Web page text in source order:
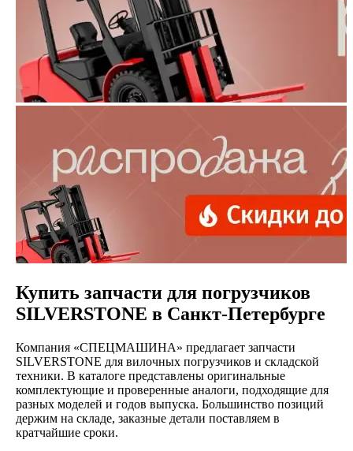
Купить запчасти для погрузчиков
SILVERSTONE в Санкт-Петербурге
Компания «СПЕЦМАШИНА» предлагает запчасти
SILVERSTONE для вилочных погрузчиков и складской
техники. В каталоге представлены оригинальные
комплектующие и проверенные аналоги, подходящие для
разных моделей и годов выпуска. Большинство позиций
держим на складе, заказные детали поставляем в
кратчайшие сроки.